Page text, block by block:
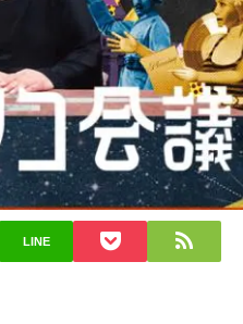
LINE